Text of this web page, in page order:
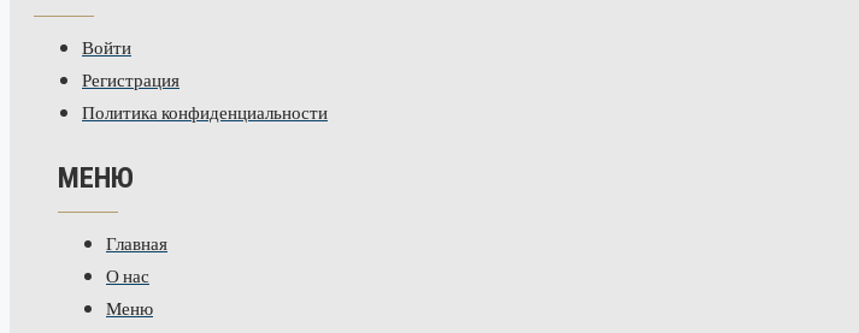
Войти
Регистрация
Политика конфиденциальности
МЕНЮ
Главная
О нас
Меню